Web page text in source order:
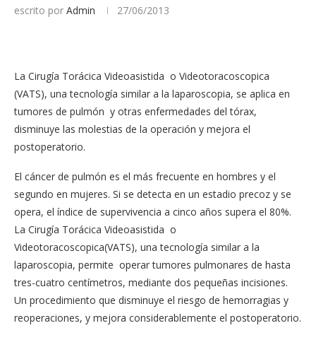
escrito por Admin 27/06/2013
La Cirugía Torácica Videoasistida o Videotoracoscopica
(VATS), una tecnología similar a la laparoscopia, se aplica en
tumores de pulmón y otras enfermedades del tórax,
disminuye las molestias de la operación y mejora el
postoperatorio.
El cáncer de pulmón es el más frecuente en hombres y el
segundo en mujeres. Si se detecta en un estadio precoz y se
opera, el índice de supervivencia a cinco años supera el 80%.
La Cirugía Torácica Videoasistida o
Videotoracoscopica(VATS), una tecnología similar a la
laparoscopia, permite operar tumores pulmonares de hasta
tres-cuatro centímetros, mediante dos pequeñas incisiones.
Un procedimiento que disminuye el riesgo de hemorragias y
reoperaciones, y mejora considerablemente el postoperatorio.